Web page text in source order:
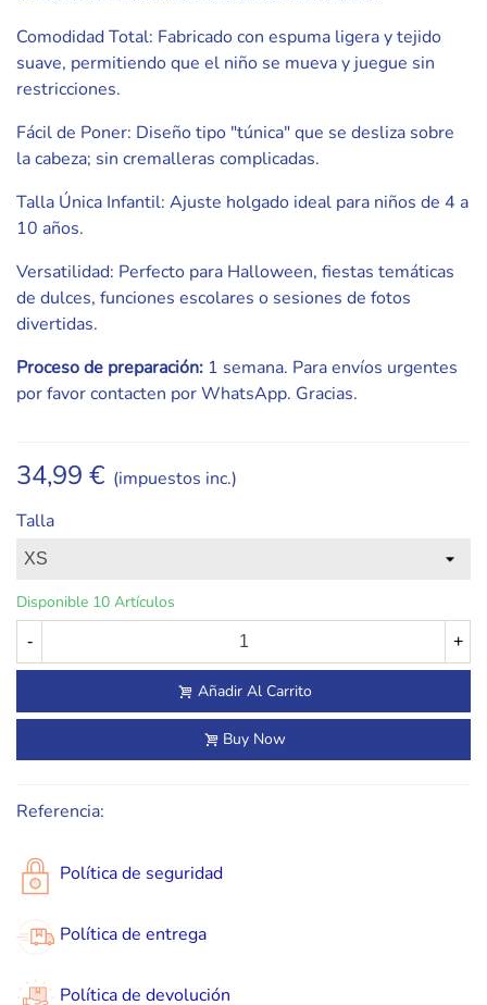
Comodidad Total: Fabricado con espuma ligera y tejido
suave, permitiendo que el niño se mueva y juegue sin
restricciones.
Fácil de Poner: Diseño tipo "túnica" que se desliza sobre
la cabeza; sin cremalleras complicadas.
Talla Única Infantil: Ajuste holgado ideal para niños de 4 a
10 años.
Versatilidad: Perfecto para Halloween, fiestas temáticas
de dulces, funciones escolares o sesiones de fotos
divertidas.
Proceso de preparación: 1 semana. Para envíos urgentes
por favor contacten por WhatsApp. Gracias.
34,99 € (impuestos inc.)
Talla
Disponible 10 Artículos
- +
Añadir Al Carrito
Buy Now
Referencia:
Política de seguridad
Política de entrega
Política de devolución